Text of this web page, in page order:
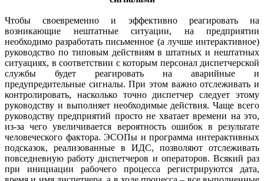
Чтобы своевременно и эффективно реагировать на
возникающие нештатные ситуации, на предприятии
необходимо разработать письменное (а лучше интерактивное)
руководство по типовым действиям в штатных и нештатных
ситуациях, в соответствии с которым персонал диспетчерской
службы будет реагировать на аварийные и
предупредительные сигналы. При этом важно отслеживать и
контролировать, насколько точно диспетчер следует этому
руководству и выполняет необходимые действия. Чаще всего
руководству предприятий просто не хватает времени на это,
из-за чего увеличивается вероятность ошибок в результате
человеческого фактора. ЭСОПы и программа интерактивных
подсказок, реализованные в ИДС, позволяют отслеживать
повседневную работу диспетчеров и операторов. Всякий раз
при инициации рабочего процесса регистрируются дата,